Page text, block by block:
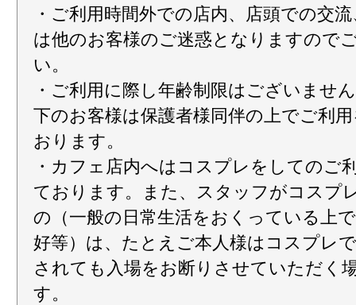
・ご利用時間外での店内、店頭での交
は他のお客様のご迷惑となりますので
い。
・ご利用に際し年齢制限はございませ
下のお客様は保護者様同伴の上でご利
おります。
・カフェ店内へはコスプレをしてのご
ております。また、スタッフがコスプ
の（一般の日常生活をおくっている上
好等）は、たとえご本人様はコスプレ
されても入場をお断りさせていただく
す。